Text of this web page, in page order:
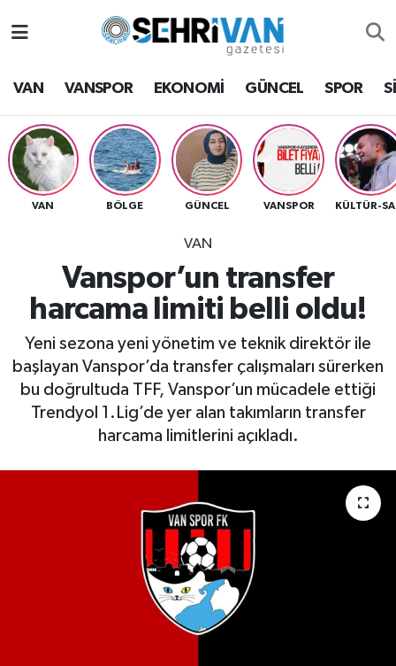
VAN VANSPOR EKONOMİ GÜNCEL SPOR
VAN BÖLGE GÜNCEL VANSPOR
VAN
Vanspor’un transfer
harcama limiti belli oldu!
Yeni sezona yeni yönetim ve teknik direktör ile
başlayan Vanspor’da transfer çalışmaları sürerken
bu doğrultuda TFF, Vanspor’un mücadele ettiği
Trendyol 1.Lig’de yer alan takımların transfer
harcama limitlerini açıkladı.
Van Hava Durumu
VAN Namaz Vakitleri
Van Trafik Yoğunluk Haritası
Süper Lig Puan Durumu ve Fikstür
Tüm Manşetler
Son Dakika Haberleri
Haber Arşivi